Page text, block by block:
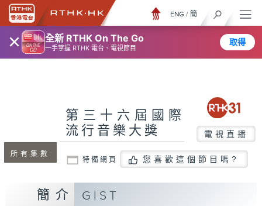
× 全新 RTHK On The Go
一手掌握 RTHK 電台、電視節目
取得
ENG / 簡
所有集數
第三十六屆國際
流行音樂大獎
電視直播
特備網頁 您喜歡這個節目嗎?
簡介 GIST